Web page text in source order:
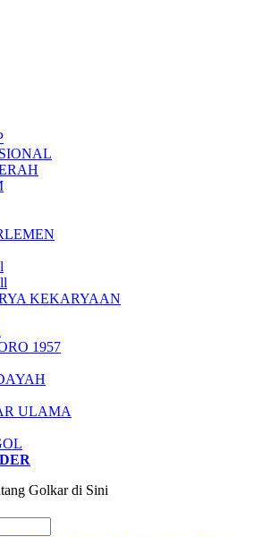
KEKARYAAN
1957
ULAMA
Golkar di Sini